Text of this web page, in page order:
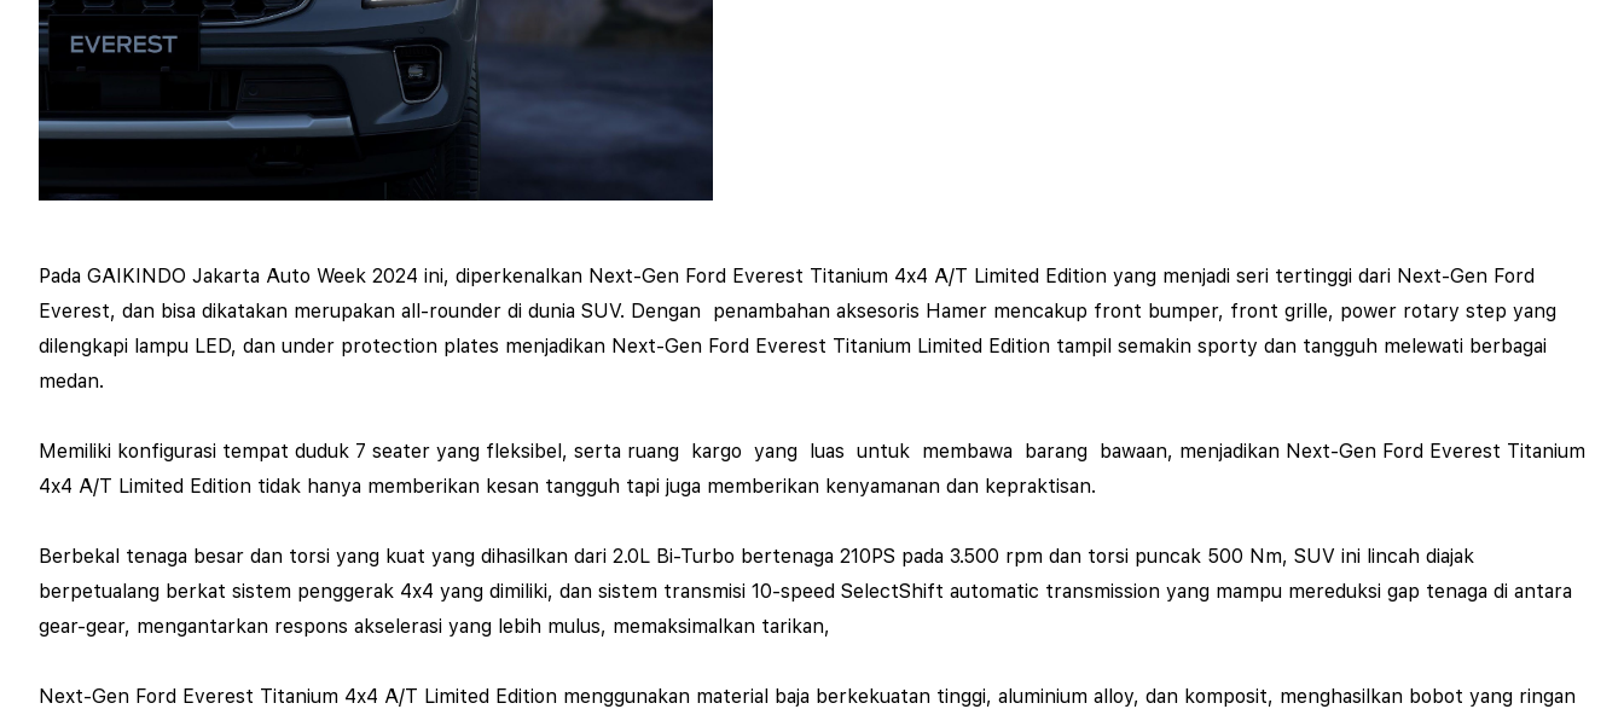
Pada GAIKINDO Jakarta Auto Week 2024 ini, diperkenalkan Next-Gen Ford Everest Titanium 4x4 A/T Limited Edition yang menjadi seri tertinggi dari Next-Gen Ford
Everest, dan bisa dikatakan merupakan all-rounder di dunia SUV. Dengan penambahan aksesoris Hamer mencakup front bumper, front grille, power rotary step yang
dilengkapi lampu LED, dan under protection plates menjadikan Next-Gen Ford Everest Titanium Limited Edition tampil semakin sporty dan tangguh melewati berbagai
medan.
Memiliki konfigurasi tempat duduk 7 seater yang fleksibel, serta ruang kargo yang luas untuk membawa barang bawaan, menjadikan Next-Gen Ford Everest Titanium
4x4 A/T Limited Edition tidak hanya memberikan kesan tangguh tapi juga memberikan kenyamanan dan kepraktisan.
Berbekal tenaga besar dan torsi yang kuat yang dihasilkan dari 2.0L Bi-Turbo bertenaga 210PS pada 3.500 rpm dan torsi puncak 500 Nm, SUV ini lincah diajak
berpetualang berkat sistem penggerak 4x4 yang dimiliki, dan sistem transmisi 10-speed SelectShift automatic transmission yang mampu mereduksi gap tenaga di antara
gear-gear, mengantarkan respons akselerasi yang lebih mulus, memaksimalkan tarikan,
Next-Gen Ford Everest Titanium 4x4 A/T Limited Edition menggunakan material baja berkekuatan tinggi, aluminium alloy, dan komposit, menghasilkan bobot yang ringan